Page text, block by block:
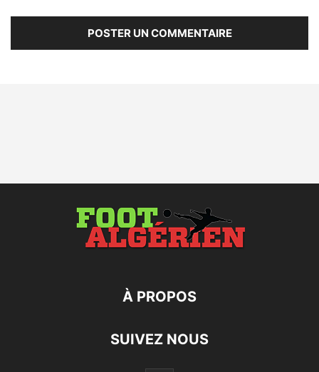
À PROPOS
SUIVEZ NOUS